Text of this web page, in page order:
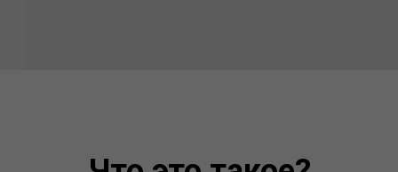
благодаря ей у озона нет